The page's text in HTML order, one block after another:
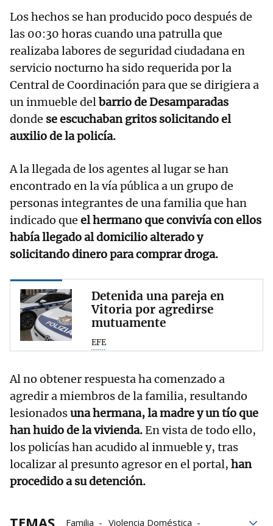
Los hechos se han producido poco después de
las 00:30 horas cuando una patrulla que
realizaba labores de seguridad ciudadana en
servicio nocturno ha sido requerida por la
Central de Coordinación para que se dirigiera a
un inmueble delbarrio de Desamparadas
donde se escuchaban gritos solicitando el
auxilio de la policía.
A la llegada de los agentes al lugar se han
encontrado en la vía pública a un grupo de
personas integrantes de una familia que han
indicado que el hermano que convivía con ellos
había llegado al domicilio alterado y
solicitando dinero para comprar droga.
Detenida una pareja en
Vitoria por agredirse
mutuamente
EFE
Al no obtener respuesta ha comenzado a
agredir a miembros de la familia, resultando
lesionadosuna hermana, la madre y un tío que
han huido de la vivienda.En vista de todo ello,
los policías han acudido al inmueble y, tras
localizar al presunto agresor en el portal, han
procedido a su detención.
TEMAS Familia Violencia Doméstica